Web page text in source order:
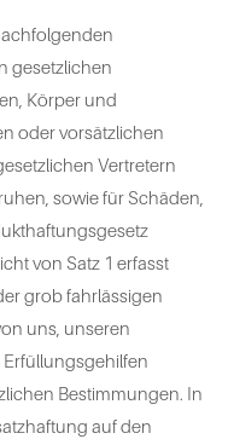
gesetzlichen
Körper und
oder vorsätzlichen
Vertretern
sowie für Schäden,
von Satz 1 erfasst
grob fahrlässigen
uns, unseren
Bestimmungen. In
auf den